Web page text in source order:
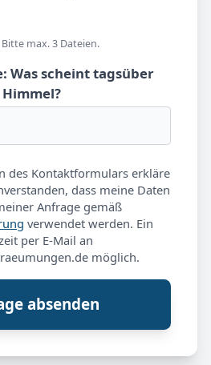
Bitte max. 3 Dateien.
Was scheint tagsüber
des Kontaktformulars erkläre
dass meine Daten
Anfrage gemäß
verwendet werden. Ein
per E-Mail an
möglich.
absenden